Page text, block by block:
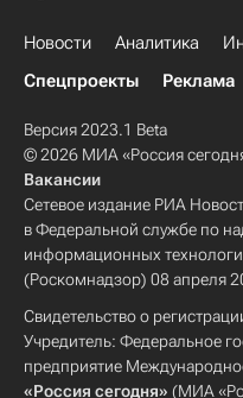
Новости Аналитика
Спецпроекты
Реклама
Версия 2023.1 Beta
© 2026 МИА «Россия
Вакансии
Сетевое издание РИА
в Федеральной службе по
информационных
(Роскомнадзор) 08 апреля
Свидетельство о
Учредитель: Федеральное
предприятие
«Россия сегодня» (МИА